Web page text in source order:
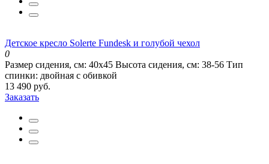
Детское кресло Solerte Fundesk и голубой чехол
0
Размер сидения, см: 40х45 Высота сидения, см: 38-56 Тип
спинки: двойная с обивкой
13 490 руб.
Заказать